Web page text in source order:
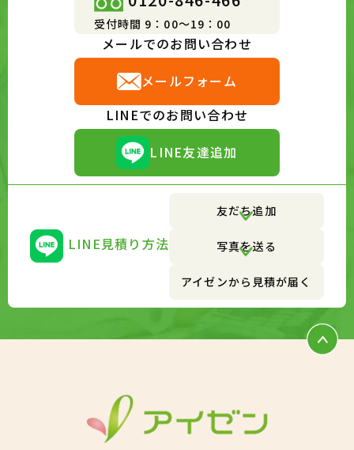
受付時間 9：00～19：00
メールでのお問い合わせ
メールフォーム
LINEでのお問い合わせ
LINE友達追加
LINE見積り方法
友だち追加
写真を送る
アイゼンから見積が届く